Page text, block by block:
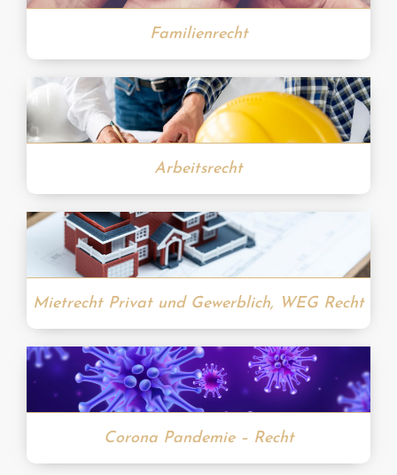
Familienrecht
Arbeitsrecht
Mietrecht Privat und Gewerblich, WEG Recht
Corona Pandemie – Recht